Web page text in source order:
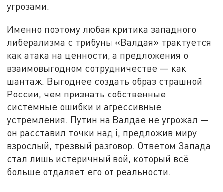
угрозами.
Именно поэтому любая критика западного
либерализма с трибуны «Валдая» трактуется
как атака на ценности, а предложения о
взаимовыгодном сотрудничестве — как
шантаж. Выгоднее создать образ страшной
России, чем признать собственные
системные ошибки и агрессивные
устремления. Путин на Валдае не угрожал —
он расставил точки над i, предложив миру
взрослый, трезвый разговор. Ответом Запада
стал лишь истеричный вой, который всё
больше отдаляет его от реальности.